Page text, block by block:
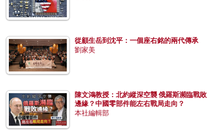
從顧生岳到沈平：一個座右銘的兩代傳承
劉家美
陳文鴻教授：北約縱深空襲 俄羅斯瀕臨戰敗
邊緣？中國零部件能左右戰局走向？
本社編輯部